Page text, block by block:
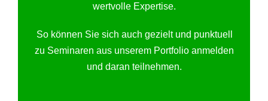
wertvolle Expertise.
So können Sie sich auch gezielt und punktuell
zu Seminaren aus unserem Portfolio anmelden
und daran teilnehmen.